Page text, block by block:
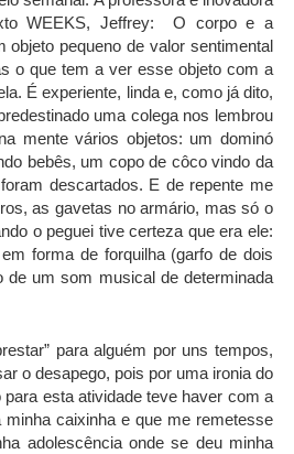
WEEKS, Jeffrey: O corpo e a
pequeno de valor sentimental
o que tem a ver esse objeto com a
É experiente, linda e, como já dito,
uma colega nos lembrou
mente vários objetos: um dominó
bebês, um copo de côco vindo da
descartados. E de repente me
as gavetas no armário, mas só o
o peguei tive certeza que era ele:
forma de forquilha (garfo de dois
um som musical de determinada
para alguém por uns tempos,
o desapego, pois por uma ironia do
esta atividade teve haver com a
caixinha e que me remetesse
adolescência onde se deu minha